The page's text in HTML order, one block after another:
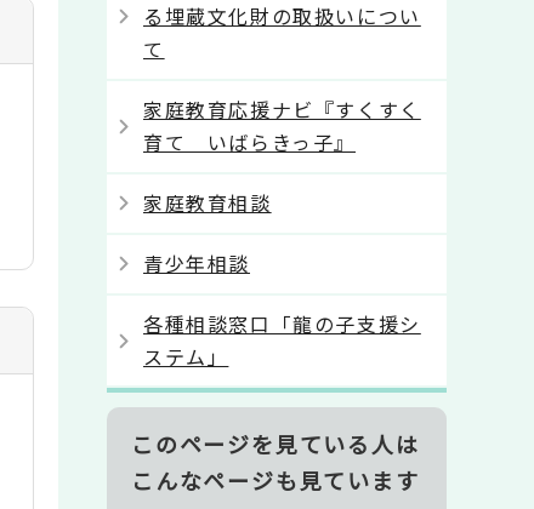
る埋蔵文化財の取扱いについ
て
家庭教育応援ナビ『すくすく
育て いばらきっ子』
家庭教育相談
青少年相談
各種相談窓口「龍の子支援シ
ステム」
このページを見ている人は
こんなページも見ています